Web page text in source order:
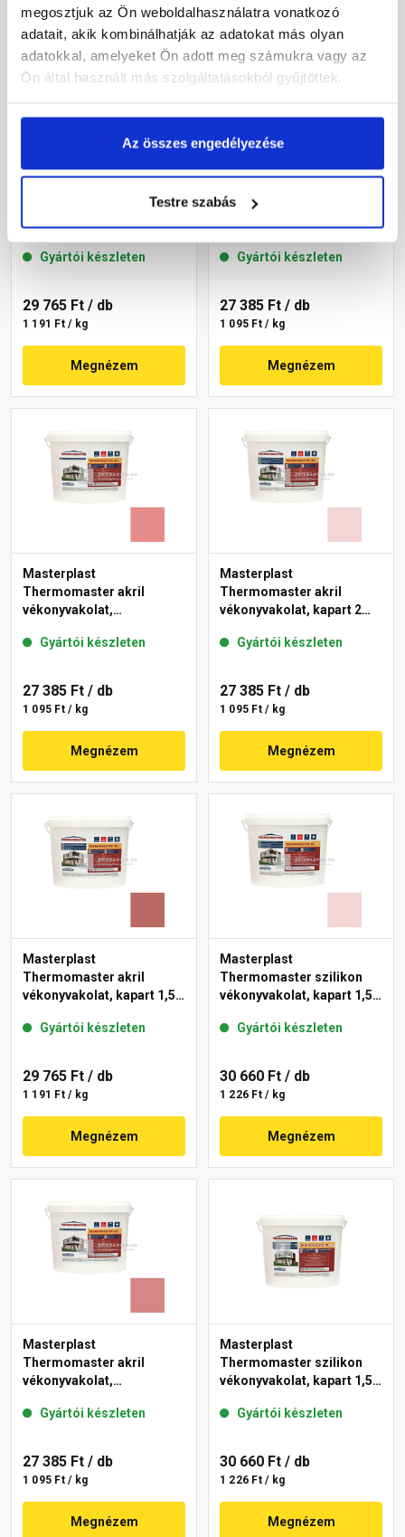
megosztjuk az Ön weboldalhasználatra vonatkozó
adatait, akik kombinálhatják az adatokat más olyan
adatokkal, amelyeket Ön adott meg számukra vagy az
Ön által használt más szolgáltatásokból gyűjtöttek.
Az összes engedélyezése
Testre szabás
vékonyvakolat, kapart 2
mm 22-C 25 kg
Gyártói készleten
29 765 Ft / db
1 191 Ft / kg
Megnézem
Thermomaster akril
vékonyvakolat, kapart 2
mm 22-D 25 kg
Gyártói készleten
27 385 Ft / db
1 095 Ft / kg
Megnézem
Masterplast
Thermomaster akril
vékonyvakolat,
22-D 25 kg
Gyártói készleten
27 385 Ft / db
1 095 Ft / kg
Megnézem
Masterplast
Thermomaster akril
vékonyvakolat, kapart 2
Gyártói készleten
27 385 Ft / db
1 095 Ft / kg
Megnézem
Masterplast
Thermomaster akril
vékonyvakolat, kapart 1,5
Gyártói készleten
29 765 Ft / db
1 191 Ft / kg
Megnézem
Masterplast
Thermomaster szilikon
vékonyvakolat, kapart 1,5
Gyártói készleten
30 660 Ft / db
1 226 Ft / kg
Megnézem
Masterplast
Thermomaster akril
vékonyvakolat,
21-D 25 kg
Gyártói készleten
27 385 Ft / db
1 095 Ft / kg
Megnézem
Masterplast
Thermomaster szilikon
vékonyvakolat, kapart 1,5
Gyártói készleten
30 660 Ft / db
1 226 Ft / kg
Megnézem